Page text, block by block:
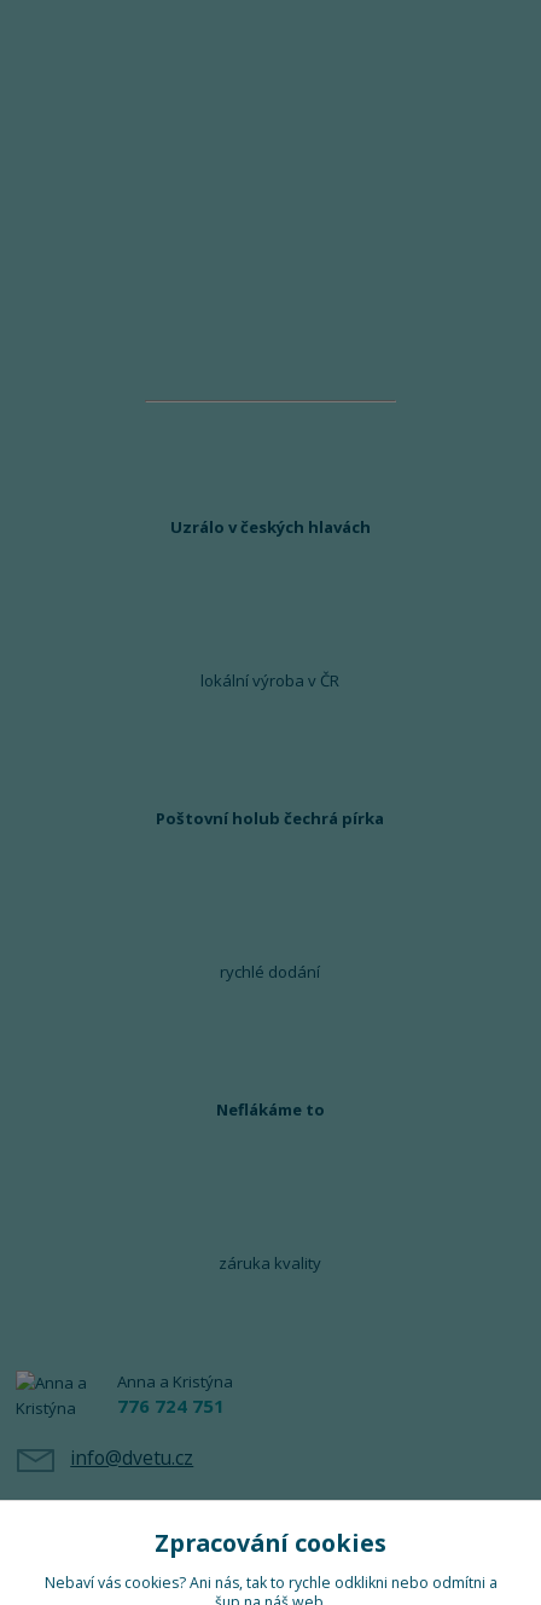
Uzrálo v českých hlavách
lokální výroba v ČR
Poštovní holub čechrá pírka
rychlé dodání
Neflákáme to
záruka kvality
Anna a Kristýna
776 724 751
info@dvetu.cz
Zpracování cookies
Nebaví vás cookies? Ani nás, tak to rychle odklikni nebo odmítni a